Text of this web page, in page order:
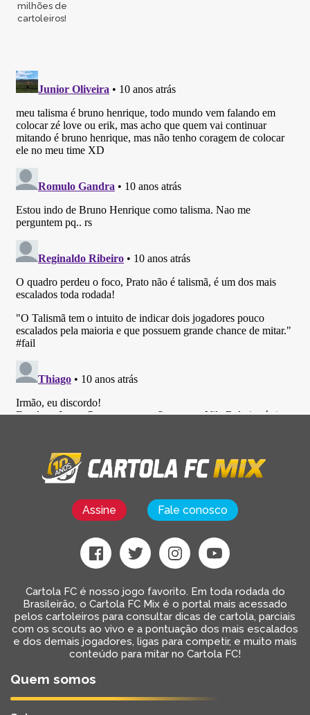
milhões de
cartoleiros!
Assine Fale conosco
Cartola FC é nosso jogo favorito. Em toda rodada do
Brasileirão, o Cartola FC Mix é o portal mais acessado
pelos cartoleiros para consultar dicas de cartola, parciais
com os scouts ao vivo e a pontuação dos mais escalados
e dos demais jogadores, ligas para competir, e muito mais
conteúdo para mitar no Cartola FC!
Quem somos